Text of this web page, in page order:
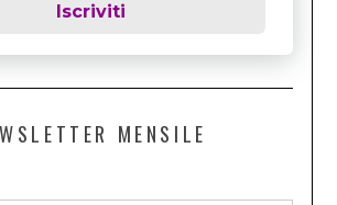
Iscriviti
MENSILE